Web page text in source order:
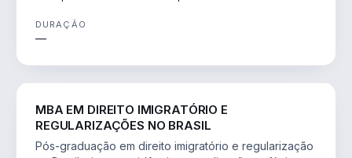
DURAÇÃO
—
MBA EM DIREITO IMIGRATÓRIO E
REGULARIZAÇÕES NO BRASIL
Pós-graduação em direito imigratório e regularização